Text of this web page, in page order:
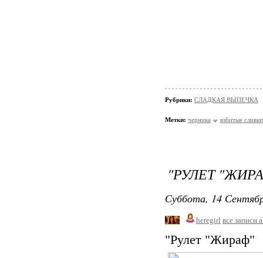
Рубрики: СЛАДКАЯ ВЫПЕЧКА
Метки: черника взбитые сливки
"РУЛЕТ
Суббота, 14
heregirl все записи
"Рулет "Жираф"